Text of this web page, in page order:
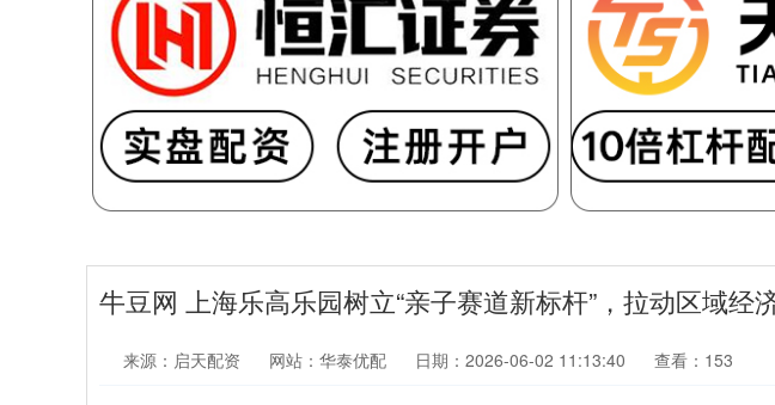
牛豆网 上海乐高乐园树立“亲子赛道新标杆”，拉动区域经
来源：启天配资 网站：华泰优配 日期：2026-06-02 11:13:40 查看：153